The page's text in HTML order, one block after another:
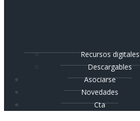
Recursos digitales
Descargables
Asociarse
Novedades
Cta